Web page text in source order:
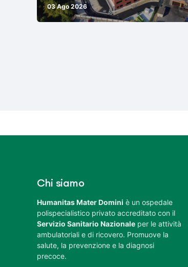
03 Ago 2026
Chi siamo
Humanitas Mater Domini è un ospedale
polispecialistico privato accreditato con il
Servizio Sanitario Nazionale per le attività
ambulatoriali e di ricovero. Promuove la
salute, la prevenzione e la diagnosi
precoce.